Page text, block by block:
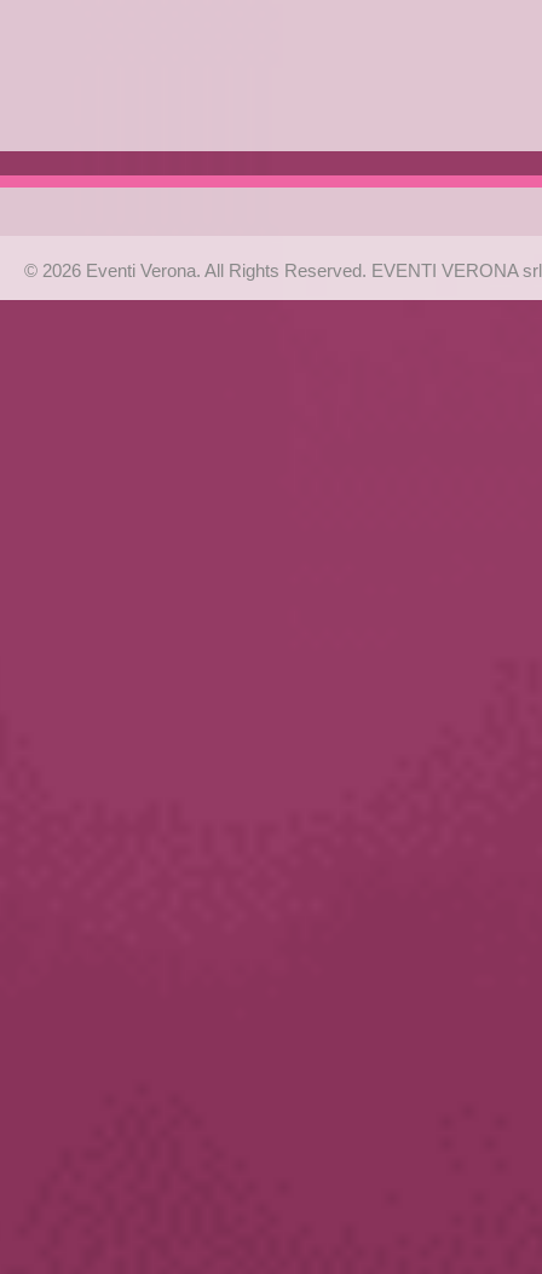
© 2026 Eventi Verona. All Rights Reserved. EVENTI VERONA